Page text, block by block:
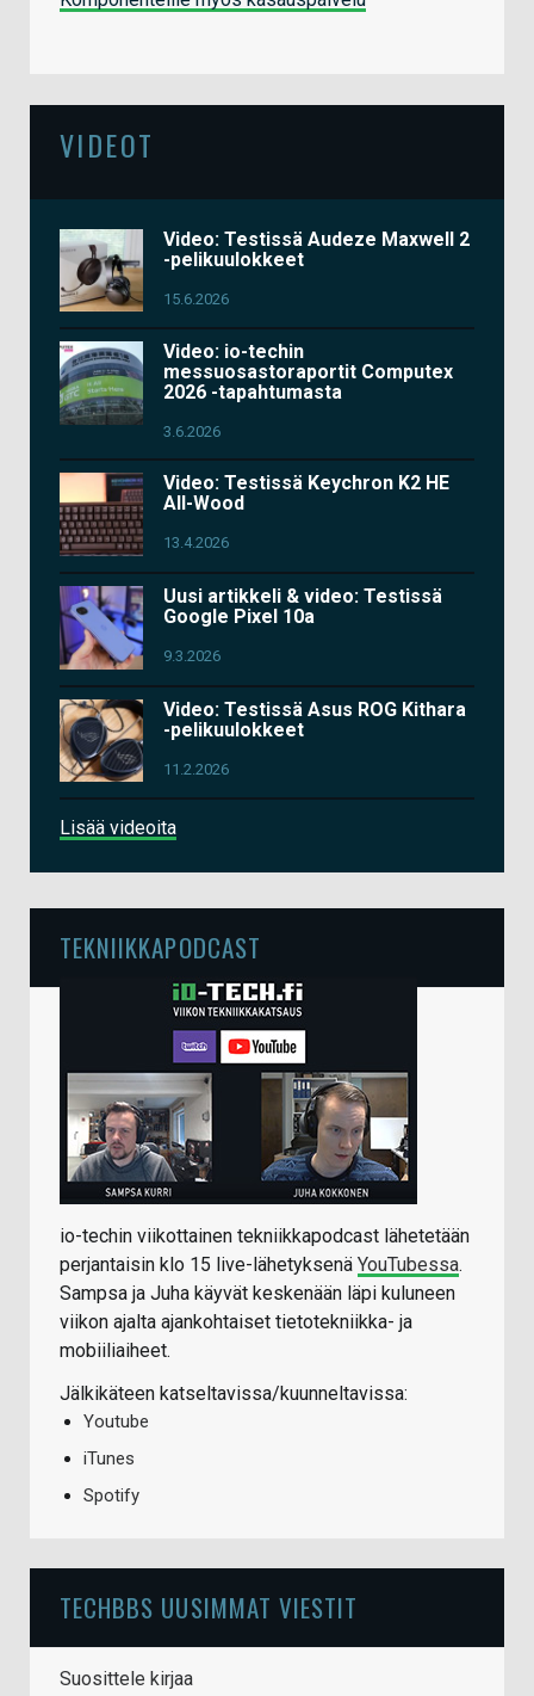
VIDEOT
Video: Testissä Audeze Maxwell 2
-pelikuulokkeet
15.6.2026
Video: io-techin
messuosastoraportit Computex
2026 -tapahtumasta
3.6.2026
Video: Testissä Keychron K2 HE
All-Wood
13.4.2026
Uusi artikkeli & video: Testissä
Google Pixel 10a
9.3.2026
Video: Testissä Asus ROG Kithara
-pelikuulokkeet
11.2.2026
Lisää videoita
TEKNIIKKAPODCAST
io-techin viikottainen tekniikkapodcast lähetetään
perjantaisin klo 15 live-lähetyksenä YouTubessa.
Sampsa ja Juha käyvät keskenään läpi kuluneen
viikon ajalta ajankohtaiset tietotekniikka- ja
mobiiliaiheet.
Jälkikäteen katseltavissa/kuunneltavissa:
Youtube
iTunes
Spotify
TECHBBS UUSIMMAT VIESTIT
Suosittele kirjaa